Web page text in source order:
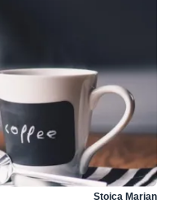
Stoica Marian